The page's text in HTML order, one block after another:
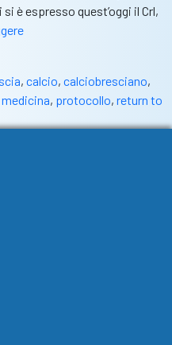
è espresso quest’oggi il Crl,
Anche
to
play”
preoccupa
, calcio, calciobresciano,
medicina, protocollo, return to